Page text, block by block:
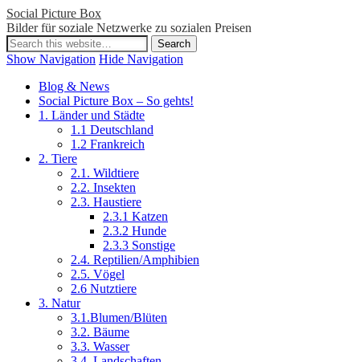
Social Picture Box
Bilder für soziale Netzwerke zu sozialen Preisen
Show Navigation Hide Navigation
Blog & News
Social Picture Box – So gehts!
1. Länder und Städte
1.1 Deutschland
1.2 Frankreich
2. Tiere
2.1. Wildtiere
2.2. Insekten
2.3. Haustiere
2.3.1 Katzen
2.3.2 Hunde
2.3.3 Sonstige
2.4. Reptilien/Amphibien
2.5. Vögel
2.6 Nutztiere
3. Natur
3.1.Blumen/Blüten
3.2. Bäume
3.3. Wasser